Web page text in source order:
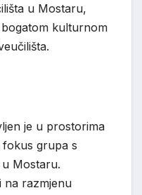
u Mostaru,
kulturnom
je u prostorima
fokus grupa s
Mostaru.
na razmjenu